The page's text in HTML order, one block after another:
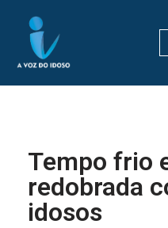
Pular
para
Tempo frio
redobrada
idosos